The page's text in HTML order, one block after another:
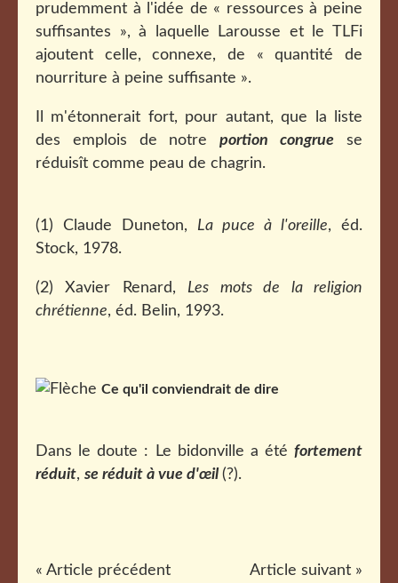
prudemment à l'idée de « ressources à peine
suffisantes », à laquelle Larousse et le TLFi
ajoutent celle, connexe, de « quantité de
nourriture à peine suffisante ».
Il m'étonnerait fort, pour autant, que la liste
des emplois de notreportion congrue se
réduisît comme peau de chagrin.
(1) Claude Duneton, La puce à l'oreille, éd.
Stock, 1978.
(2) Xavier Renard, Les mots de la religion
chrétienne, éd. Belin, 1993.
Ce qu'il conviendrait de dire
Dans le doute : Le bidonville a été fortement
réduit, se réduit à vue d'œil (?).
« Article précédent Article suivant »